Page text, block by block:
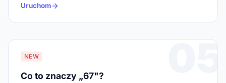
Uruchom
05
NEW
Co to znaczy „67"?